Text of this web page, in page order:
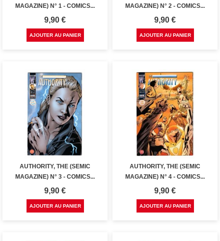
MAGAZINE) N° 1 - COMICS...
Prix
9,90 €
AJOUTER AU PANIER
MAGAZINE) N° 2 - COMICS...
Prix
9,90 €
AJOUTER AU PANIER
AUTHORITY, THE (SEMIC
MAGAZINE) N° 3 - COMICS...
Prix
9,90 €
AJOUTER AU PANIER
AUTHORITY, THE (SEMIC
MAGAZINE) N° 4 - COMICS...
Prix
9,90 €
AJOUTER AU PANIER